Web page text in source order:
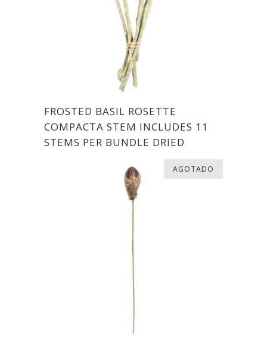
FROSTED BASIL ROSETTE
COMPACTA STEM INCLUDES 11
STEMS PER BUNDLE DRIED
AGOTADO